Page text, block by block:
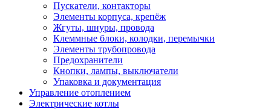
Пускатели, контакторы
Элементы корпуса, крепёж
Жгуты, шнуры, провода
Клеммные блоки, колодки, перемычки
Элементы трубопровода
Предохранители
Кнопки, лампы, выключатели
Упаковка и документация
Управление отоплением
Электрические котлы